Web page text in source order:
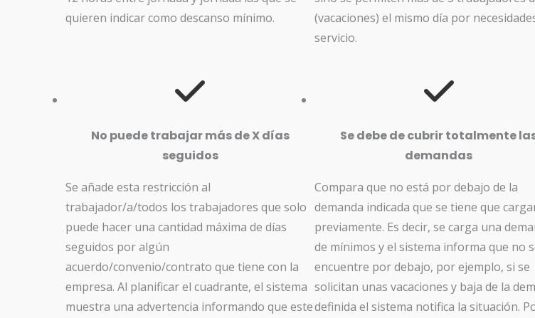
quieren indicar como descanso mínimo.
(vacaciones) el mismo día por
servicio.
No puede trabajar más de X días
seguidos
Se añade esta restricción al
trabajador/a/todos los trabajadores que solo
puede hacer una cantidad máxima de días
seguidos por algún
acuerdo/convenio/contrato que tiene con la
empresa. Al planificar el cuadrante, el sistema
muestra una advertencia informando que este
Se debe de cubrir totalmente
demandas
Compara que no está por debajo de la
demanda indicada que se tiene que
previamente. Es decir, se carga una
de mínimos y el sistema informa que no
encuentre por debajo, por ejemplo, si se
solicitan unas vacaciones y baja de la
definida el sistema notifica la situación.